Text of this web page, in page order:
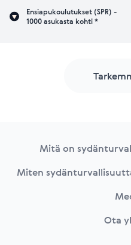
Ensiapukoulutukset (SPR) -
1000 asukasta kohti *
Mitä on
Miten
Ota